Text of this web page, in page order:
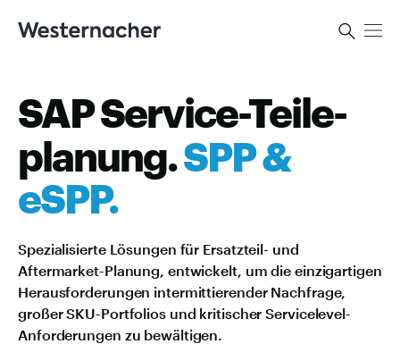
SAP Service-Teile-
planung.SPP &
eSPP.
Spezialisierte Lösungen für Ersatzteil- und
Aftermarket-Planung, entwickelt, um die einzigartigen
Heraus­forderungen intermittierender Nach­frage,
großer SKU-Portfolios und kritischer Servicelevel-
Anforderungen zu bewältigen.
Kontakt